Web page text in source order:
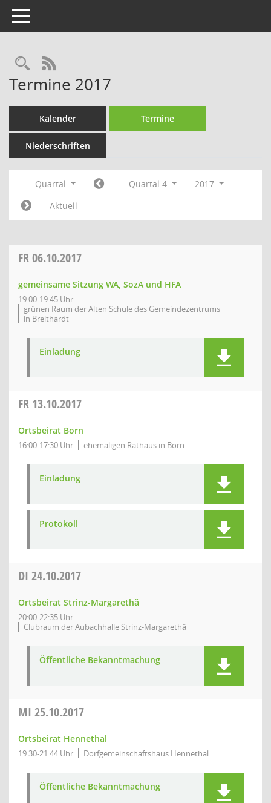
Toggle navigation
Rechercheauswahl
RSS-Feed
Termine 2017
Kalender Termine
Niederschriften
Quartal Quartal 4
2017
Aktuell
FR06.10.2017
gemeinsame Sitzung WA, SozA und HFA
19:00-19:45 Uhr
grünen Raum der Alten Schule des Gemeindezentrums
in Breithardt
Einladung
FR 13.10.2017
Ortsbeirat Born
16:00-17:30 Uhr ehemaligen Rathaus in Born
Einladung
Protokoll
DI 24.10.2017
Ortsbeirat Strinz-Margarethä
20:00-22:35 Uhr
Clubraum der Aubachhalle Strinz-Margarethä
Öffentliche Bekanntmachung
MI 25.10.2017
Ortsbeirat Hennethal
19:30-21:44 Uhr Dorfgemeinschaftshaus Hennethal
Öffentliche Bekanntmachung